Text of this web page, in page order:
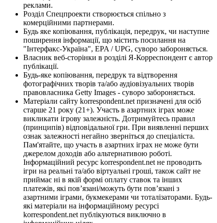
реклами.
Розділ Спецпроекти створюється спільно з
комерційними партнерами.
Будь яке копіювання, публікація, передрук, чи наступне
поширення інформації, що містить посилання на
"Інтерфакс-Україна", EPA / UPG, суворо забороняється.
Власник веб-сторінки в розділі Я-Корреспондент є автор
публікації.
Будь-яке копіювання, передрук та відтворення
фотографічних творів та/або аудіовізуальних творів
правовласника Getty Images - суворо забороняється.
Матеріали сайту korrespondent.net призначені для осіб
старше 21 року (21+). Участь в азартних іграх може
викликати ігрову залежність. Дотримуйтесь правил
(принципів) відповідальної гри. При виявленні перших
ознак залежності негайно зверніться до спеціаліста.
Пам'ятайте, що участь в азартних іграх не може бути
джерелом доходів або альтернативою роботі.
Інформаційний ресурс korrespondent.net не проводить
ігри на реальні та/або віртуальні гроші, також сайт не
приймає ні в якій формі оплату ставок та інших
платежів, які пов’язані/можуть бути пов’язані з
азартними іграми, букмекерами чи тоталізаторами. Будь-
які матеріали на інформаційному ресурсі
korrespondent.net публікуються виключно в